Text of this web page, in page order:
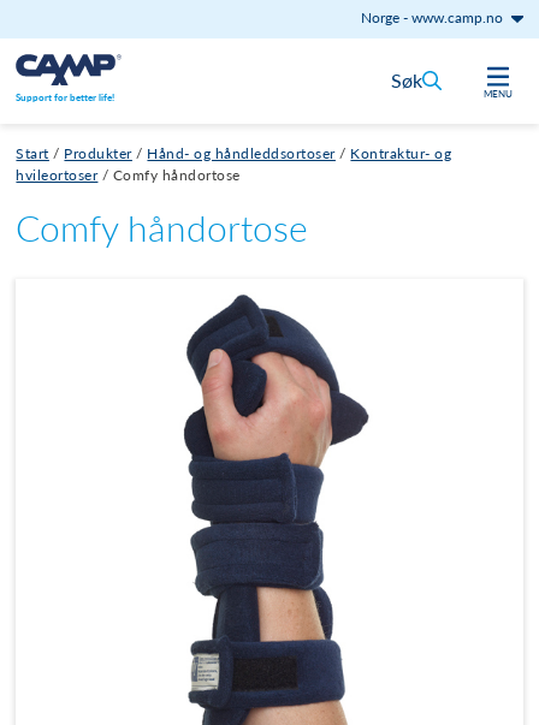
Norge-www.camp.no
Hopp til innhold
Support for better life! MENU
Søk
Start / Produkter / Hånd- og håndleddsortoser / Kontraktur- og
hvileortoser / Comfy håndortose
Comfy håndortose